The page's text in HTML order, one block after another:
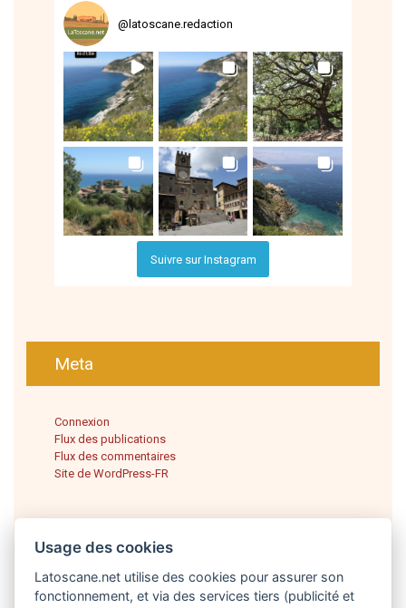
@latoscane.redaction
Suivre sur Instagram
Meta
Connexion
Flux des publications
Flux des commentaires
Site de WordPress-FR
Usage des cookies
Latoscane.net utilise des cookies pour assurer son
fonctionnement, et via des services tiers (publicité et